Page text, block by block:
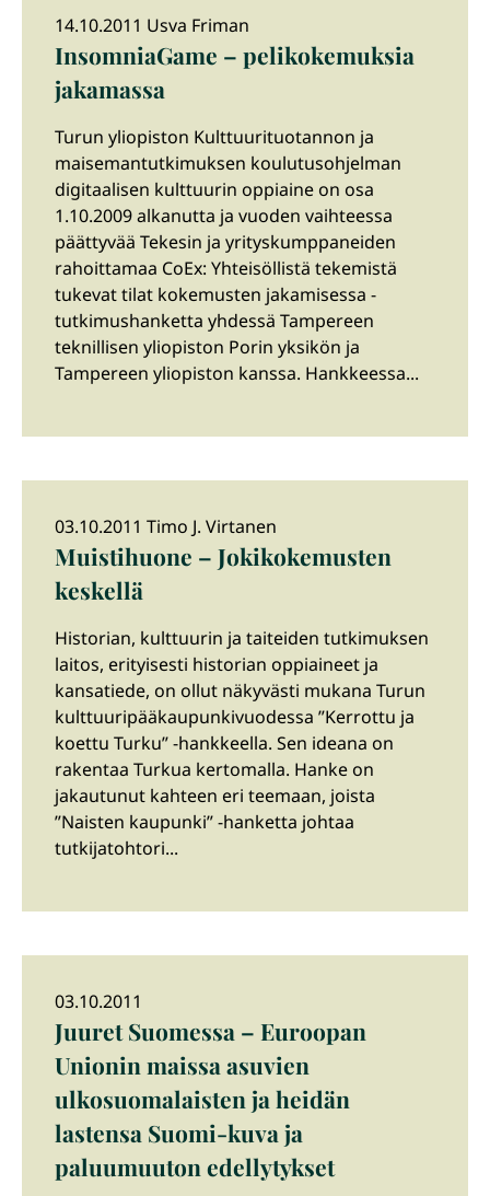
14.10.2011 Usva Friman
InsomniaGame – pelikokemuksia
jakamassa
Turun yliopiston Kulttuurituotannon ja
maisemantutkimuksen koulutusohjelman
digitaalisen kulttuurin oppiaine on osa
1.10.2009 alkanutta ja vuoden vaihteessa
päättyvää Tekesin ja yrityskumppaneiden
rahoittamaa CoEx: Yhteisöllistä tekemistä
tukevat tilat kokemusten jakamisessa -
tutkimushanketta yhdessä Tampereen
teknillisen yliopiston Porin yksikön ja
Tampereen yliopiston kanssa. Hankkeessa...
03.10.2011 Timo J. Virtanen
Muistihuone – Jokikokemusten
keskellä
Historian, kulttuurin ja taiteiden tutkimuksen
laitos, erityisesti historian oppiaineet ja
kansatiede, on ollut näkyvästi mukana Turun
kulttuuripääkaupunkivuodessa ”Kerrottu ja
koettu Turku” -hankkeella. Sen ideana on
rakentaa Turkua kertomalla. Hanke on
jakautunut kahteen eri teemaan, joista
”Naisten kaupunki” -hanketta johtaa
tutkijatohtori...
03.10.2011
Juuret Suomessa – Euroopan
Unionin maissa asuvien
ulkosuomalaisten ja heidän
lastensa Suomi-kuva ja
paluumuuton edellytykset